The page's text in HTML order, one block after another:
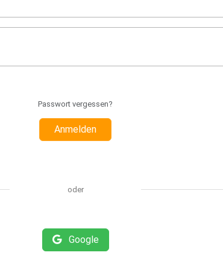
Passwort vergessen?
Anmelden
oder
Google